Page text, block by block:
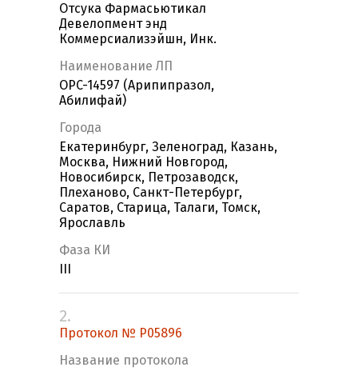
Отсука Фармасьютикал
Девелопмент энд
Коммерсиализэйшн, Инк.
Наименование ЛП
OPC-14597 (Арипипразол,
Абилифай)
Города
Екатеринбург, Зеленоград, Казань,
Москва, Нижний Новгород,
Новосибирск, Петрозаводск,
Плеханово, Санкт-Петербург,
Саратов, Старица, Талаги, Томск,
Ярославль
Фаза КИ
2.
Протокол № P05896
Название протокола